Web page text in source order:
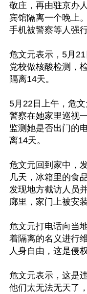
敬庄，再由驻京办
宾馆隔离一个晚上
手机被警察等人强行
危文元表示，5月
党校做核酸检测，
隔离14天。
5月22日上午，危文
警察在她家里巡视
监测她是否出门的
离14天。
危文元回到家中，
几天，冰箱里的食
发现地方截访人员
廊里，家门上被安
危文元打电话向当
着隔离的名义进行
人身自由，这是侵
危文元表示，这是